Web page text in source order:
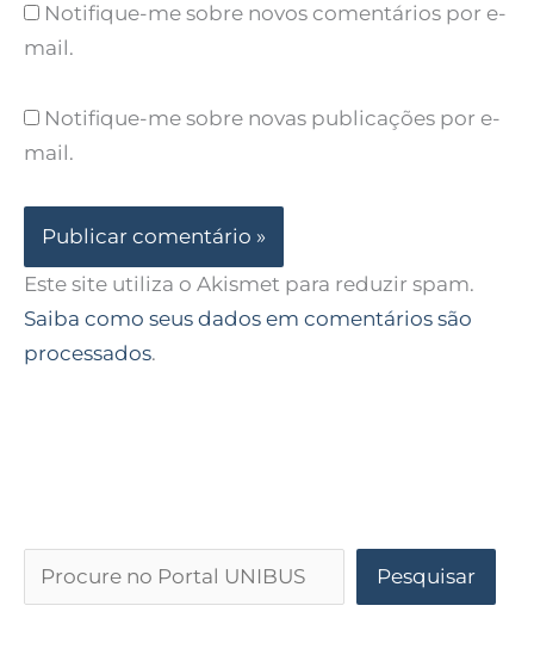
Notifique-me sobre novos comentários por e-
mail.
Notifique-me sobre novas publicações por e-
mail.
Este site utiliza o Akismet para reduzir spam.
Saiba como seus dados em comentários são
processados.
Pesquisar